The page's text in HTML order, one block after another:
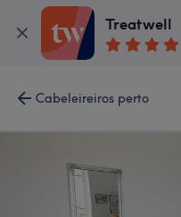
Treatwell
Cabeleireiros perto